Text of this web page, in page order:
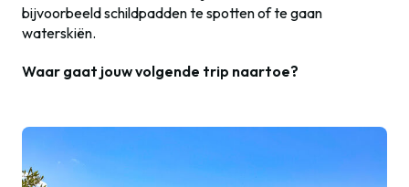
bijvoorbeeld schildpadden te spotten of te gaan
waterskiën.
Waar gaat jouw volgende trip naartoe?